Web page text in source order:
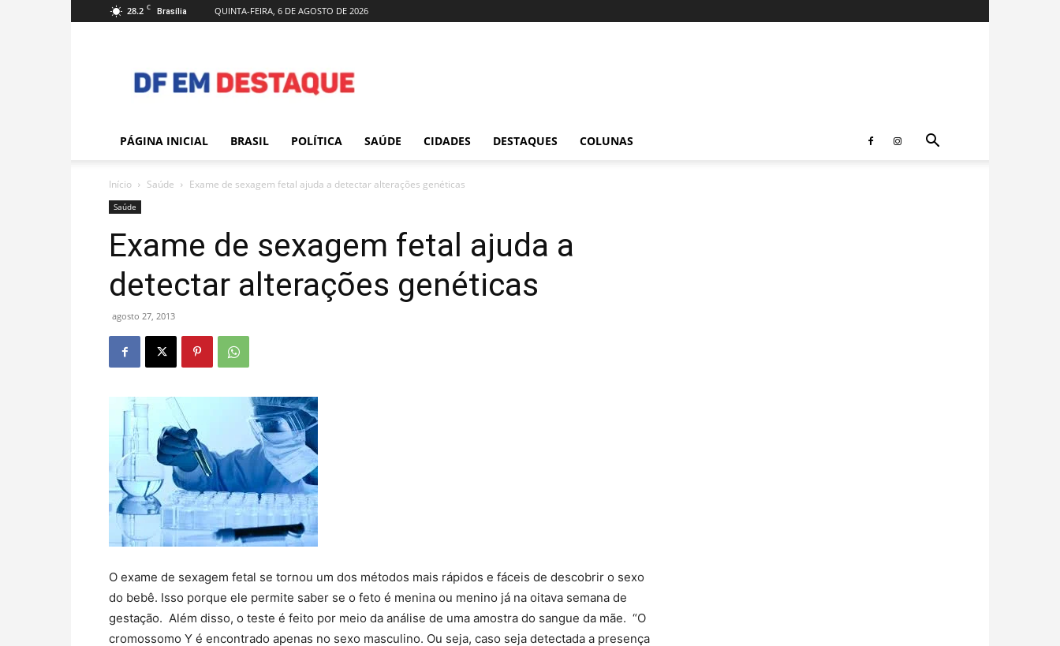
28.2 C Brasília QUINTA-FEIRA, 6 DE AGOSTO DE 2026
em
Destaque
PÁGINA INICIAL BRASIL POLÍTICA SAÚDE CIDADES DESTAQUES COLUNAS
Início Saúde Exame de sexagem fetal ajuda a detectar alterações genéticas
Saúde
Exame de sexagem fetal ajuda a
detectar alterações genéticas
agosto 27, 2013
O exame de sexagem fetal se tornou um dos métodos mais rápidos e fáceis de descobrir o sexo
do bebê. Isso porque ele permite saber se o feto é menina ou menino já na oitava semana de
gestação. Além disso, o teste é feito por meio da análise de uma amostra do sangue da mãe. “O
cromossomo Y é encontrado apenas no sexo masculino. Ou seja, caso seja detectada a presença